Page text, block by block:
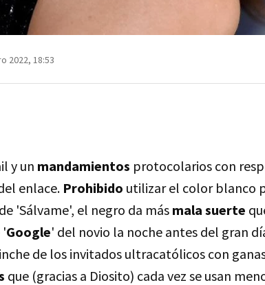
2022, 18:53
y un mandamientos protocolarios con
enlace. Prohibido utilizar el color blanco
'Sálvame', el negro da más mala suerte
'Google' del novio la noche antes del gran
de los invitados ultracatólicos con
que (gracias a Diosito) cada vez se usan